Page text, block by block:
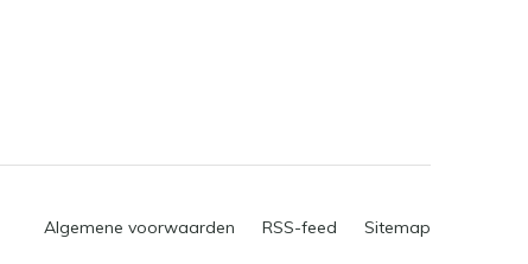
Algemene voorwaarden RSS-feed Sitemap